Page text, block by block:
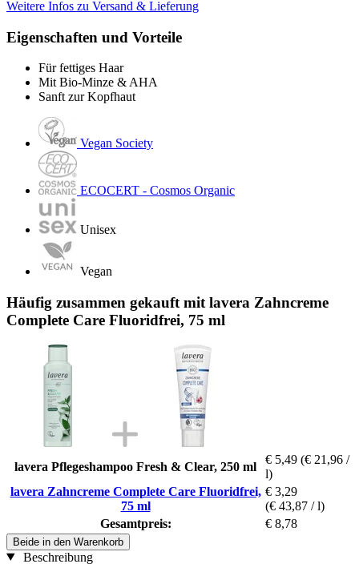
Weitere Infos zu Versand & Lieferung
Eigenschaften und Vorteile
Für fettiges Haar
Mit Bio-Minze & AHA
Sanft zur Kopfhaut
Vegan Society
ECOCERT - Cosmos Organic
Unisex
Vegan
Häufig zusammen gekauft mit lavera Zahncreme
Complete Care Fluoridfrei, 75 ml
lavera Pflegeshampoo Fresh & Clear, 250 ml
€ 5,49 (€ 21,96 /
l)
lavera Zahncreme Complete Care Fluoridfrei,
75 ml
€ 3,29
(€ 43,87 / l)
Gesamtpreis:
€ 8,78
Beide in den Warenkorb
Beschreibung